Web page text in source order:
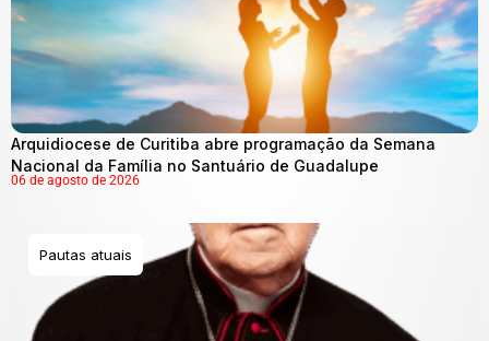
Arquidiocese de Curitiba abre programação da Semana
Nacional da Família no Santuário de Guadalupe
06 de agosto de 2026
Pautas atuais